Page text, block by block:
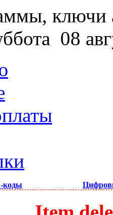
ключи
08
коды